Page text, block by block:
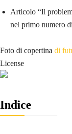
Articolo “Il
nel primo numero di
Foto di copertina di
License
Indice